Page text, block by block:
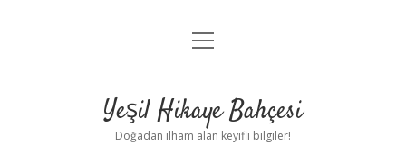
Anasayfa
Yasal Uyarı
menüyü
Yeşil Hikaye Bahçesi
Doğadan ilham alan keyifli bilgiler!